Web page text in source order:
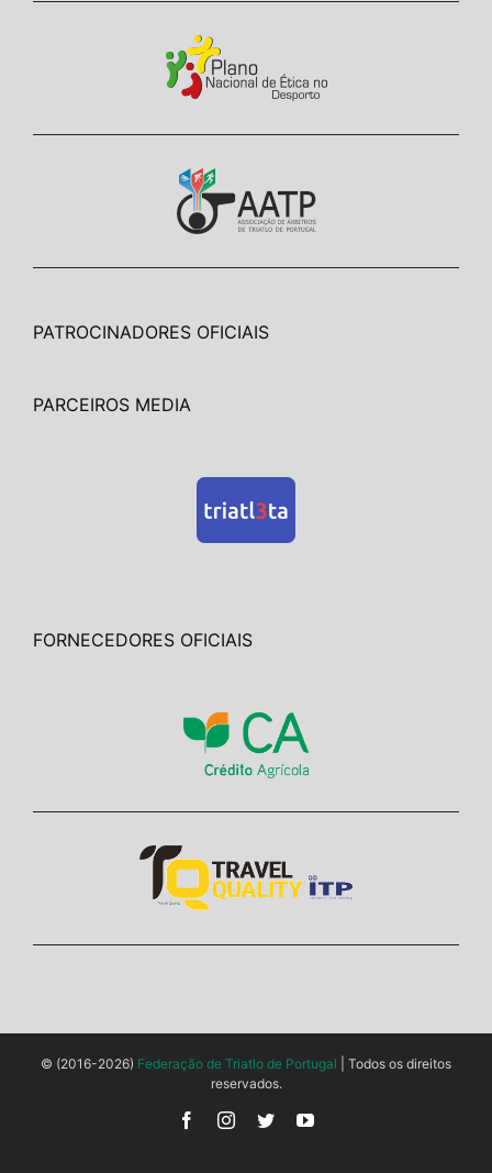
PATROCINADORES OFICIAIS
PARCEIROS MEDIA
FORNECEDORES OFICIAIS
© (2016-2026) Federação de Triatlo de Portugal | Todos os direitos
reservados.
FacebookInstagram
TwitterYouTube